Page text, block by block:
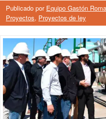
Publicado por Equipo Gastón Roma
Proyectos, Proyectos de ley